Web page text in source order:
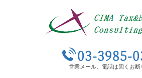
03-3985-
営業メール、電話は固くお断